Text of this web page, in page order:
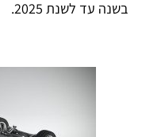
בשנה עד לשנת 2025.